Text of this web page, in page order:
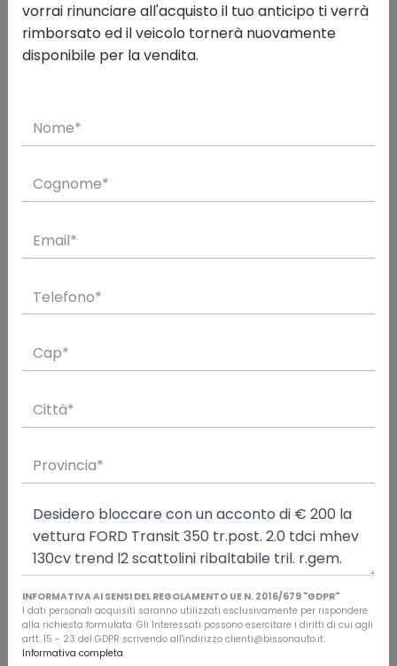
USATA Mild Hybrid
3/2023 37.830
Valuta il tuo usato
permuta sui prezzi delle nostre vetture. Basta
inseriretargaechilometraggio. Facile e
Vai alla valutazione
Tipo di veicolo
Usata
3/2023
Chilometraggio
37.830
vorrai rinunciare all'acquisto il tuo anticipo ti verrà
rimborsato ed il veicolo tornerà nuovamente
disponibile per la vendita.
INFORMATIVA AI SENSI DEL REGOLAMENTO UE N. 2016/679 "GDPR"
I dati personali acquisiti saranno utilizzati esclusivamente per rispondere
alla richiesta formulata. Gli Interessati possono esercitare i diritti di cui agli
artt. 15 - 23 del GDPR scrivendo all'indirizzo clienti@bissonauto.it.
Informativa completa.